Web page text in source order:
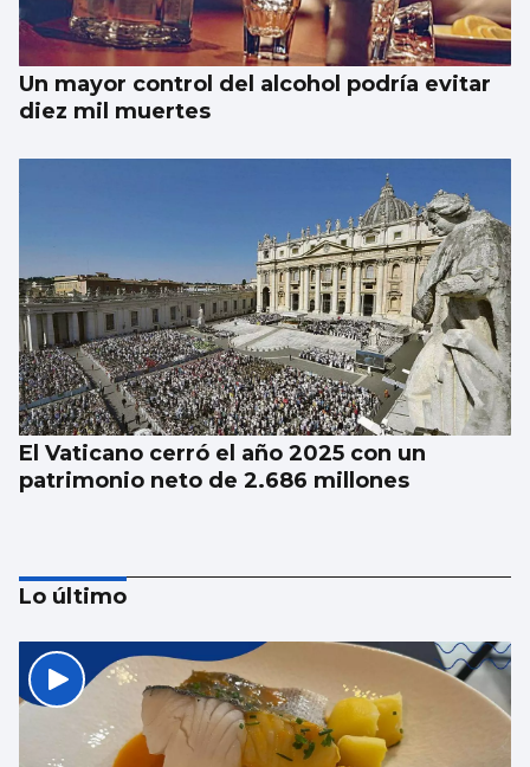
Un mayor control del alcohol podría evitar
diez mil muertes
El Vaticano cerró el año 2025 con un
patrimonio neto de 2.686 millones
Lo último